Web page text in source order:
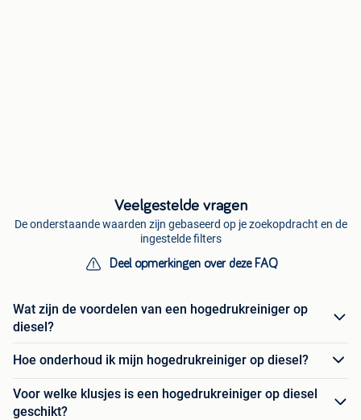
Veelgestelde vragen
De onderstaande waarden zijn gebaseerd op je zoekopdracht en de
ingestelde filters
Deel opmerkingen over deze FAQ
Wat zijn de voordelen van een hogedrukreiniger op
diesel?
Hoe onderhoud ik mijn hogedrukreiniger op diesel?
Voor welke klusjes is een hogedrukreiniger op diesel
geschikt?